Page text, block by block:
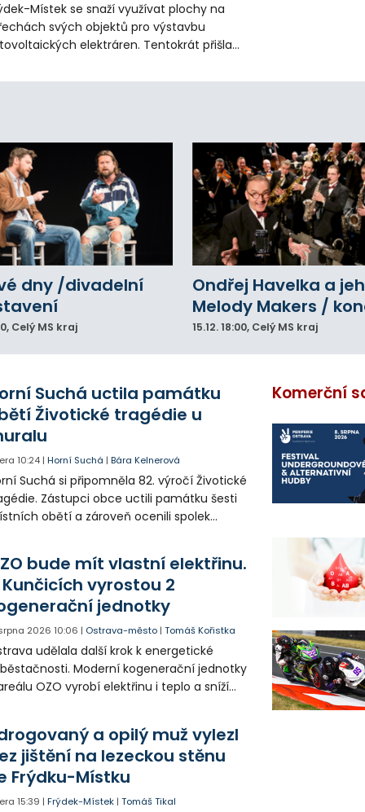
Místek se snaží využívat plochy na
svých objektů pro výstavbu
elektráren. Tentokrát přišla
dny /divadelní
, Celý MS kraj
Ondřej Havelka a
Melody Makers /
15.12.18:00, Celý MS kraj
Suchá uctila památku
Životické tragédie u
10:24 |Horní Suchá |Bára Kelnerová
Suchá si připomněla 82. výročí Životické
Zástupci obce uctili památku šesti
obětí a zároveň ocenili spolek
bude mít vlastní elektřinu.
Kunčicích vyrostou 2
jednotky
2026 10:06 | Ostrava-město |Tomáš Kořistka
udělala další krok k energetické
Moderní kogenerační jednotky
OZO vyrobí elektřinu i teplo a sníží
a opilý muž vylezl
jištění na lezeckou stěnu
Frýdku-Místku
15:39 |Frýdek-Místek |Tomáš Tikal
Komerční